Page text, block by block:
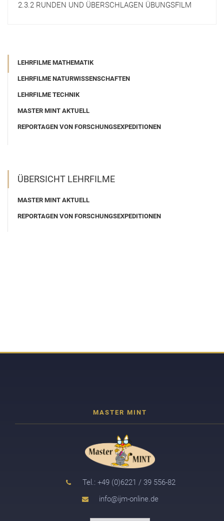
2.3.2 RUNDEN UND ÜBERSCHLAGEN ÜBUNGSFILM
LEHRFILME MATHEMATIK
LEHRFILME NATURWISSENSCHAFTEN
LEHRFILME TECHNIK
MASTER MINT AKTUELL
REPORTAGEN VON FORSCHUNGSEXPEDITIONEN
ÜBERSICHT LEHRFILME
MASTER MINT AKTUELL
REPORTAGEN VON FORSCHUNGSEXPEDITIONEN
Tel.: +49 (0)6221 / 39 556-82
info@ijm-online.de